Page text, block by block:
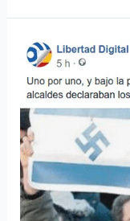
LA
ESPAÑA
ANTISEMITA
de
Franco
a
Pedro
Sánchez